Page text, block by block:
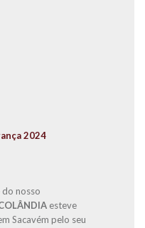
2024
nosso
esteve
Sacavém pelo seu